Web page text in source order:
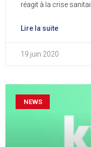
réagit à la crise
Lire la suite
19 juin 2020
NEWS